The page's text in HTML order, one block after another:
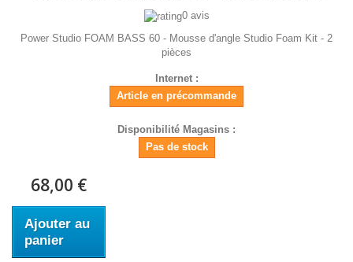
0 avis
Power Studio FOAM BASS 60 - Mousse d'angle Studio Foam Kit - 2
pièces
Internet :
Article en précommande
Disponibilité Magasins :
Pas de stock
68,00 €
Ajouter au
panier